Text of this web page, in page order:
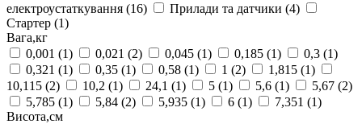
електроустаткування (16) Прилади та датчики (4)
Стартер (1)
Вага,кг
0,001 (1) 0,021 (2) 0,045 (1) 0,185 (1) 0,3 (1)
0,321 (1) 0,35 (1) 0,58 (1) 1 (2) 1,815 (1)
10,115 (2) 10,2 (1) 24,1 (1) 5 (1) 5,6 (1) 5,67 (2)
5,785 (1) 5,84 (2) 5,935 (1) 6 (1) 7,351 (1)
Висота,см